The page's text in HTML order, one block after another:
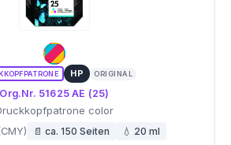
HP ORIGINAL
Org.Nr. 51625 AE (25)
color
📄 ca. 150 Seiten 💧 20 ml